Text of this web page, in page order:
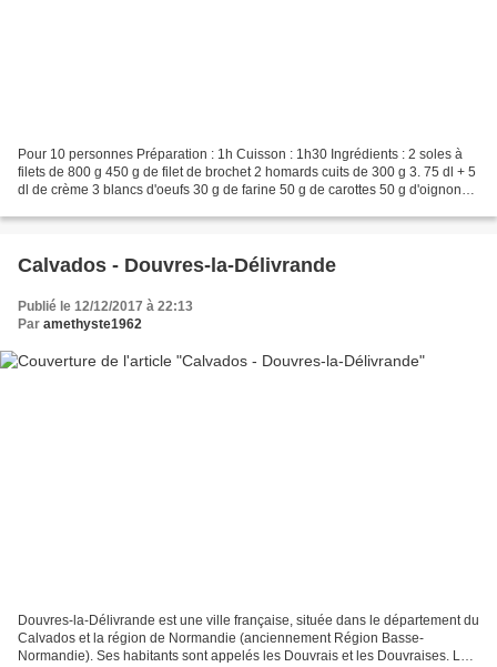
Pour 10 personnes Préparation : 1h Cuisson : 1h30 Ingrédients : 2 soles à
filets de 800 g 450 g de filet de brochet 2 homards cuits de 300 g 3. 75 dl + 5
dl de crème 3 blancs d'oeufs 30 g de farine 50 g de carottes 50 g d'oignons 1
Calvados - Douvres-la-Délivrande
Publié le 12/12/2017 à 22:13
Par amethyste1962
Douvres-la-Délivrande est une ville française, située dans le département du
Calvados et la région de Normandie (anciennement Région Basse-
Normandie). Ses habitants sont appelés les Douvrais et les Douvraises. La